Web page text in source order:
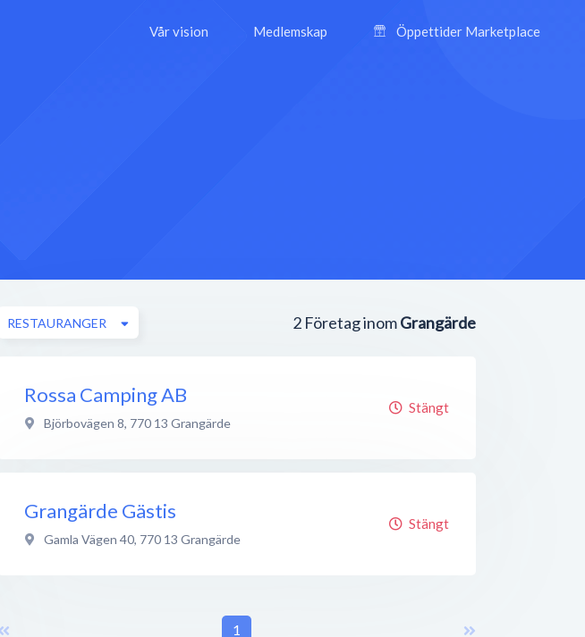
Vår vision Medlemskap Öppettider Marketplace
2 Företag inomGrangärde
RESTAURANGER
Rossa Camping AB
Björbovägen 8, 770 13 Grangärde
Stängt
Grangärde Gästis
Gamla Vägen 40, 770 13 Grangärde
Stängt
1